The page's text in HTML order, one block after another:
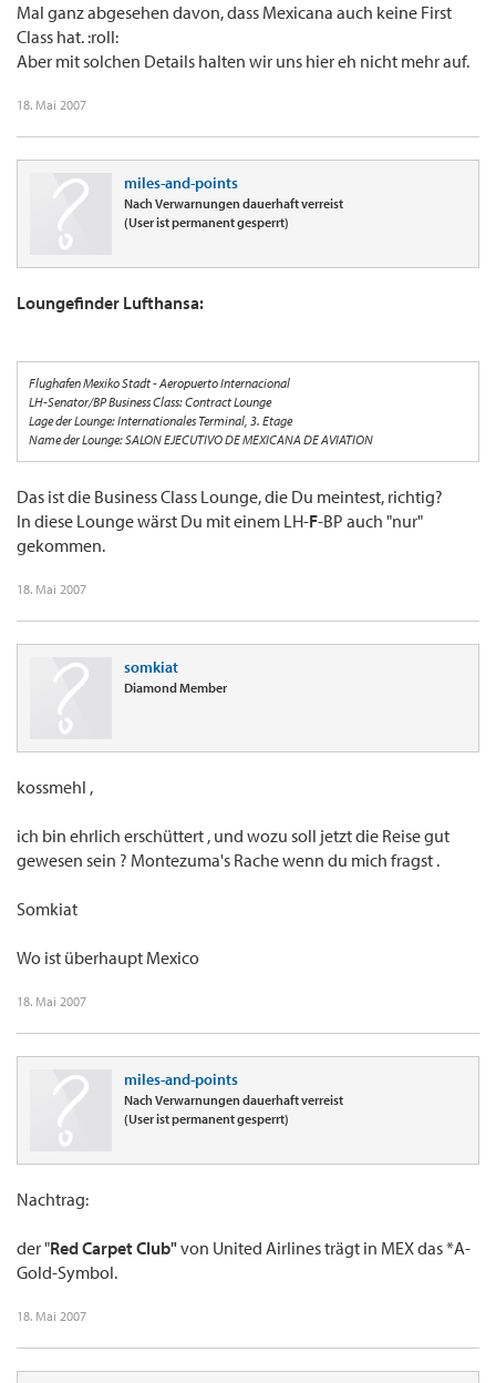
Mal ganz abgesehen davon, dass Mexicana auch keine First
Class hat. :roll:
Aber mit solchen Details halten wir uns hier eh nicht mehr auf.
18. Mai 2007
miles-and-points
Nach Verwarnungen dauerhaft verreist
(User ist permanent gesperrt)
Loungefinder Lufthansa:
Flughafen Mexiko Stadt - Aeropuerto Internacional
LH-Senator/BP Business Class: Contract Lounge
Lage der Lounge: Internationales Terminal, 3. Etage
Name der Lounge: SALON EJECUTIVO DE MEXICANA DE AVIATION
Das ist die Business Class Lounge, die Du meintest, richtig?
In diese Lounge wärst Du mit einem LH-F-BP auch "nur"
gekommen.
18. Mai 2007
somkiat
Diamond Member
kossmehl ,
ich bin ehrlich erschüttert , und wozu soll jetzt die Reise gut
gewesen sein ? Montezuma's Rache wenn du mich fragst .
Somkiat
Wo ist überhaupt Mexico
18. Mai 2007
miles-and-points
Nach Verwarnungen dauerhaft verreist
(User ist permanent gesperrt)
Nachtrag:
der "Red Carpet Club"von United Airlines trägt in MEX das *A-
Gold-Symbol.
18. Mai 2007